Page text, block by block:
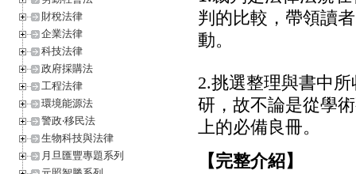
財稅法律
企業法律
科技法律
政府採購法
工程法律
環境能源法
警政‧移民法
生物科技與法律
月旦匯豐專題系列
判的比較，帶領讀
動。
2.挑選整理與書中
研，故不論是從學
上的必備良冊。
【完整介紹】